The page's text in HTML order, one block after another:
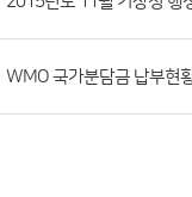
WMO 국가분담금 납부현